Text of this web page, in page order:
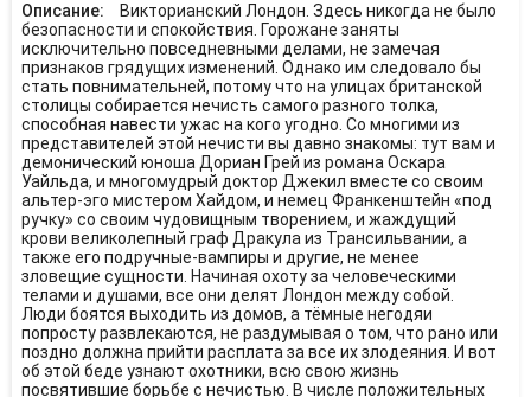
Описание:
Викторианский Лондон. Здесь никогда не было
безопасности и спокойствия. Горожане заняты
исключительно повседневными делами, не замечая
признаков грядущих изменений. Однако им следовало бы
стать повнимательней, потому что на улицах британской
столицы собирается нечисть самого разного толка,
способная навести ужас на кого угодно. Со многими из
представителей этой нечисти вы давно знакомы: тут вам и
демонический юноша Дориан Грей из романа Оскара
Уайльда, и многомудрый доктор Джекил вместе со своим
альтер-эго мистером Хайдом, и немец Франкенштейн «под
ручку» со своим чудовищным творением, и жаждущий
крови великолепный граф Дракула из Трансильвании, а
также его подручные-вампиры и другие, не менее
зловещие сущности. Начиная охоту за человеческими
телами и душами, все они делят Лондон между собой.
Люди боятся выходить из домов, а тёмные негодяи
попросту развлекаются, не раздумывая о том, что рано или
поздно должна прийти расплата за все их злодеяния. И вот
об этой беде узнают охотники, всю свою жизнь
посвятившие борьбе с нечистью. В числе положительных